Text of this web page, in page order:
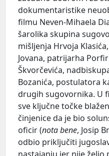
dokumentaristike
filmu Neven-Mihaela
šarolika skupina
mišljenja Hrvoja Klasića,
Jovana, patrijarha
Škvorčevića,
Bozanića, postulatora
drugih sugovornika. U
sve ključne točke
činjenice da je bio
oficir (nota bene, Josip
odbio priključiti